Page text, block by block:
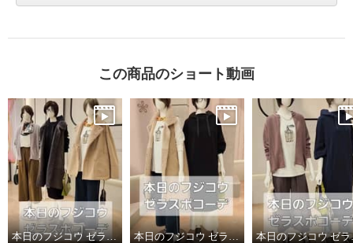
この商品のショート動画
本日のフジコウ ゼラスポコーデ 本日のフジコウ ゼラスポコーデ 本日